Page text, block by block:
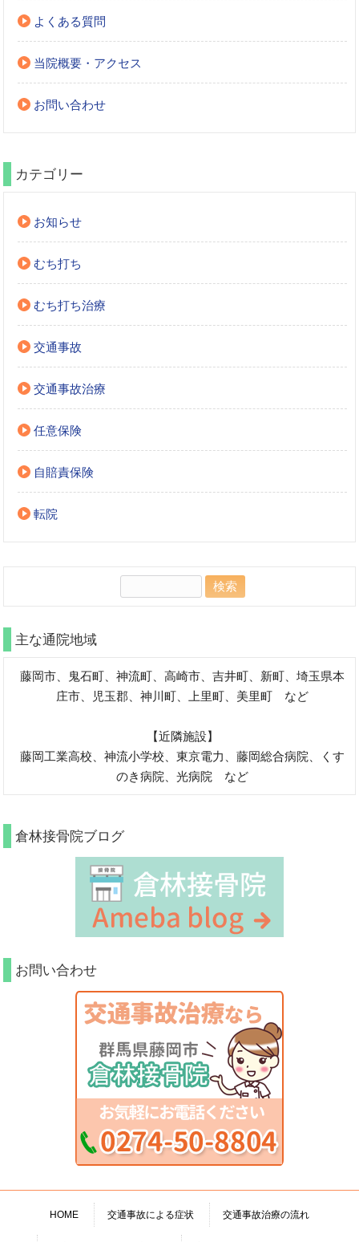
よくある質問
当院概要・アクセス
お問い合わせ
カテゴリー
お知らせ
むち打ち
むち打ち治療
交通事故
交通事故治療
任意保険
自賠責保険
転院
主な通院地域
藤岡市、鬼石町、神流町、高崎市、吉井町、新町、埼玉県本
庄市、児玉郡、神川町、上里町、美里町 など
【近隣施設】
藤岡工業高校、神流小学校、東京電力、藤岡総合病院、くす
のき病院、光病院 など
倉林接骨院ブログ
お問い合わせ
HOME 交通事故による症状 交通事故治療の流れ